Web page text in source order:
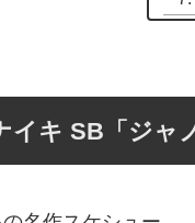
イキ SB「ジャ